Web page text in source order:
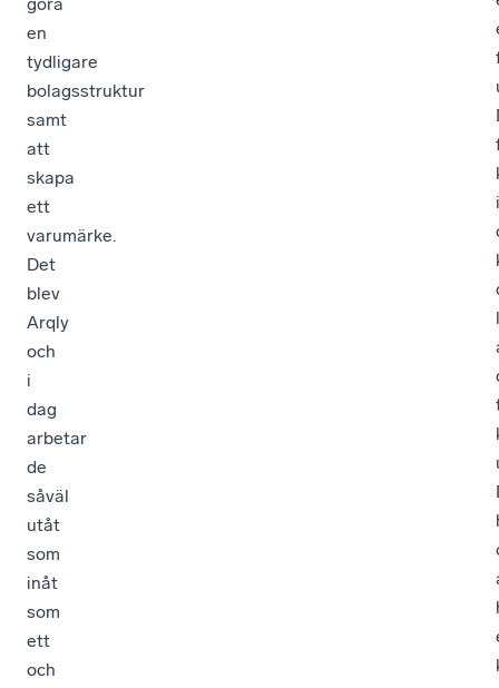
en
tydligare
bolagsstruktur
samt
att
skapa
ett
varumärke.
Det
blev
Arqly
och
i
dag
arbetar
de
såväl
utåt
som
inåt
som
ett
och